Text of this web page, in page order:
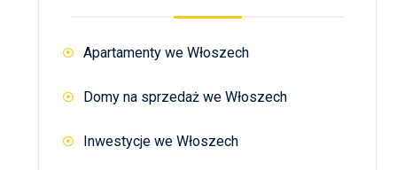
Apartamenty we Włoszech
Domy na sprzedaż we Włoszech
Inwestycje we Włoszech